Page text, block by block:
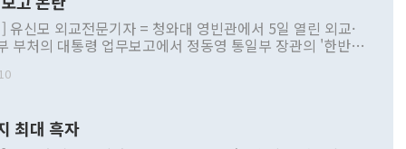
유신모 외교전문기자 = 청와대 영빈관에서 5일 열린 외교·
부처의 대통령 업무보고에서 정동영 통일부 장관의 '한반도
부 내 조율을 거치지 않은 사안을 정책으로 추진하겠다고 공
근거한 비현실적 구상'이라는 비판을 내놨다. 그동안 정 장
최대 흑자